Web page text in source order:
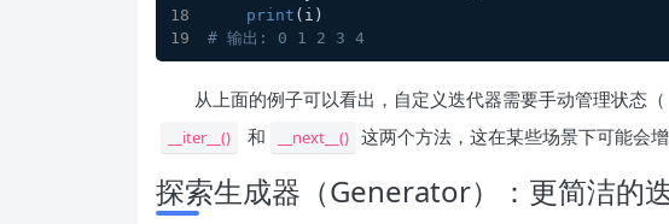
print (i)
# 输出: 0 1 2 3 4
从上面的例子可以看出，自定义迭代器需要手动管理状态（
__iter__() 和 __next__() 这两个方法，这在某些场景下可能会增
探索生成器（Generator）：更简洁的